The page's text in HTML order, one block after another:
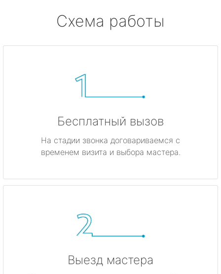
Схема работы
Бесплатный вызов
На стадии звонка договариваемся с
временем визита и выбора мастера.
Выезд мастера